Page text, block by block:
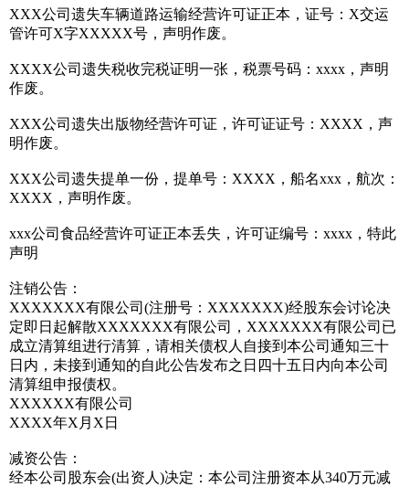
XXX公司遗失车辆道路运输经营许可证正本，证号：X交运
管许可X字XXXXX号，声明作废。
XXXX公司遗失税收完税证明一张，税票号码：xxxx，声明
作废。
XXX公司遗失出版物经营许可证，许可证证号：XXXX，声
明作废。
XXX公司遗失提单一份，提单号：XXXX，船名xxx，航次：
XXXX，声明作废。
xxx公司食品经营许可证正本丢失，许可证编号：xxxx，特此
声明
注销公告：
XXXXXXX有限公司(注册号：XXXXXXX)经股东会讨论决
定即日起解散XXXXXXX有限公司，XXXXXXX有限公司已
成立清算组进行清算，请相关债权人自接到本公司通知三十
日内，未接到通知的自此公告发布之日四十五日内向本公司
清算组申报债权。
XXXXXX有限公司
XXXX年X月X日
减资公告：
经本公司股东会(出资人)决定：本公司注册资本从340万元减